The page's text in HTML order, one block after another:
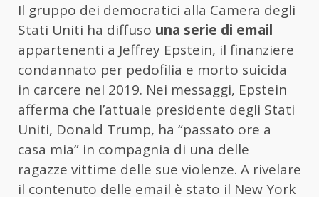
Il gruppo dei democratici alla Camera degli
Stati Uniti ha diffuso una serie di email
appartenenti a Jeffrey Epstein, il finanziere
condannato per pedofilia e morto suicida
in carcere nel 2019. Nei messaggi, Epstein
afferma che l’attuale presidente degli Stati
Uniti, Donald Trump, ha “passato ore a
casa mia” in compagnia di una delle
ragazze vittime delle sue violenze. A rivelare
il contenuto delle email è stato il New York